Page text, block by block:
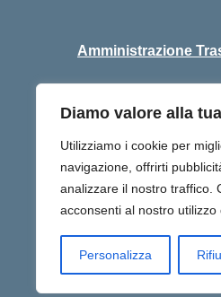
Diamo valore alla
Utilizziamo i cookie per
navigazione, offrirti
analizzare il nostro traffico.
acconsenti al nostro utilizzo
Personalizza
Amministrazione